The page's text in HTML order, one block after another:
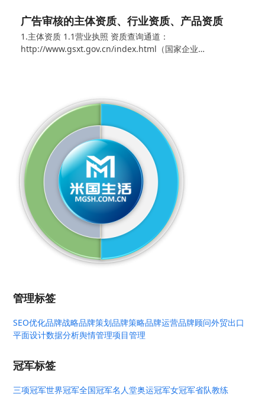
广告审核的主体资质、行业资质、产品资质
1.主体资质 1.1营业执照 资质查询通道：
http://www.gsxt.gov.cn/index.html（国家企业…
管理标签
SEO优化品牌战略品牌策划品牌策略品牌运营品牌顾问外贸出口
平面设计数据分析舆情管理项目管理
冠军标签
三项冠军世界冠军全国冠军名人堂奥运冠军女冠军省队教练